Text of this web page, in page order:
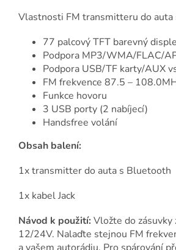
Vlastnosti FM transmitteru do
77 palcový TFT barevný
Podpora MP3/WMA/FLAC/
Podpora USB/TF karty/AUX
FM frekvence 87.5 –
Funkce hovoru
3 USB porty (2 nabíjecí)
Handsfree volání
Obsah balení:
1x transmitter do auta s Bluetooth
1x kabel Jack
Návod k použití: Vložte do zásuvky
12/24V. Nalaďte stejnou FM